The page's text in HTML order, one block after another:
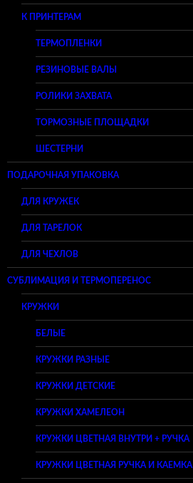
К ПРИНТЕРАМ
ТЕРМОПЛЕНКИ
РЕЗИНОВЫЕ ВАЛЫ
РОЛИКИ ЗАХВАТА
ТОРМОЗНЫЕ ПЛОЩАДКИ
ШЕСТЕРНИ
ПОДАРОЧНАЯ УПАКОВКА
ДЛЯ КРУЖЕК
ДЛЯ ТАРЕЛОК
ДЛЯ ЧЕХЛОВ
СУБЛИМАЦИЯ И ТЕРМОПЕРЕНОС
КРУЖКИ
БЕЛЫЕ
КРУЖКИ РАЗНЫЕ
КРУЖКИ ДЕТСКИЕ
КРУЖКИ ХАМЕЛЕОН
КРУЖКИ ЦВЕТНАЯ ВНУТРИ + РУЧКА
КРУЖКИ ЦВЕТНАЯ РУЧКА И КАЕМКА